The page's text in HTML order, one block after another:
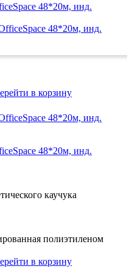
48*20м, инд.
в корзину
48*20м, инд.
каучука
полиэтиленом
в корзину